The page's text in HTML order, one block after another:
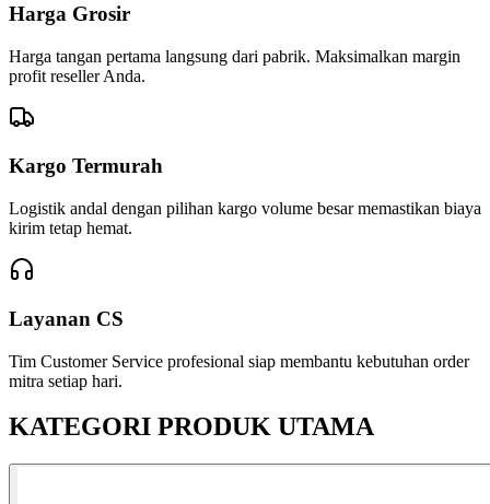
Harga Grosir
Harga tangan pertama langsung dari pabrik. Maksimalkan margin
profit reseller Anda.
Kargo Termurah
Logistik andal dengan pilihan kargo volume besar memastikan biaya
kirim tetap hemat.
Layanan CS
Tim Customer Service profesional siap membantu kebutuhan order
mitra setiap hari.
KATEGORI PRODUK UTAMA